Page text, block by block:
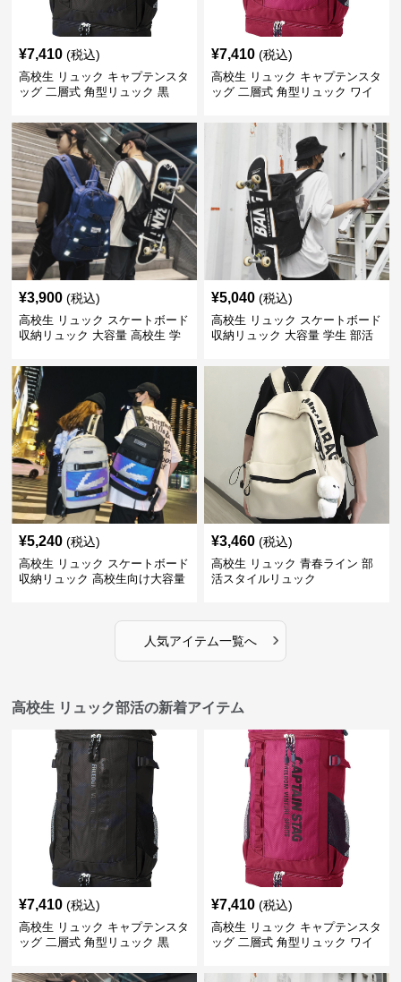
¥7,410 (税込)
高校生 リュック キャプテンスタ
ッグ 二層式 角型リュック 黒
¥7,410 (税込)
高校生 リュック キャプテンスタ
ッグ 二層式 角型リュック ワイ
¥3,900 (税込)
高校生 リュック スケートボード
収納リュック 大容量 高校生 学
¥5,040 (税込)
高校生 リュック スケートボード
収納リュック 大容量 学生 部活
¥5,240 (税込)
高校生 リュック スケートボード
収納リュック 高校生向け大容量
¥3,460 (税込)
高校生 リュック 青春ライン 部
活スタイルリュック
人気アイテム一覧へ ›
高校生 リュック部活の新着アイテム
¥7,410 (税込)
高校生 リュック キャプテンスタ
ッグ 二層式 角型リュック 黒
¥7,410 (税込)
高校生 リュック キャプテンスタ
ッグ 二層式 角型リュック ワイ